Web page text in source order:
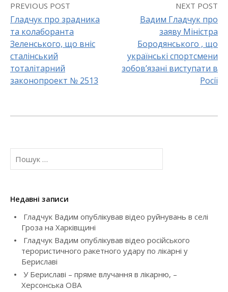
P
o
s
n
v
g
a
t
PREVIOUS POST
Гладчук про зрадника
та колаборанта
Зеленського, що вніс
сталінський
тоталітарний
законопроект № 2513
NEXT POST
Вадим Гладчук про
заяву Міністра
Бородянського , що
українські спортсмени
зобов’язані виступати в
Росії
П
кНедавні записи
Гладчук Вадим опублікував відео руйнувань в селі
Гроза на Харківщині
Гладчук Вадим опублікував відео російського
терористичного ракетного удару по лікарні у
Бериславі
У Бериславі – пряме влучання в лікарню, –
Херсонська ОВА